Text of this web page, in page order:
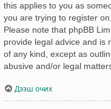
this applies to you as
you are trying to register
Please note that phpBB
provide legal advice and is
of any kind, except as
abusive and/or legal
Дээш очих